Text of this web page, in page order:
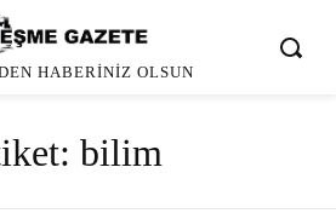
HABERINIZ OLSUN
bilim